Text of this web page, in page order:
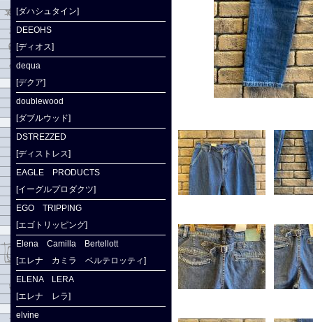
[ダハシュタイン]
DEEOHS
[ディオス]
dequa
[デクア]
doublewood
[ダブルウッド]
DSTREZZED
[ディストレス]
EAGLE PRODUCTS
[イーグルプロダクツ]
EGO TRIPPING
[エゴトリッピング]
Elena Camilla Bertellott
[エレナ カミラ ベルテロッティ]
ELENA LERA
[エレナ レラ]
elvine